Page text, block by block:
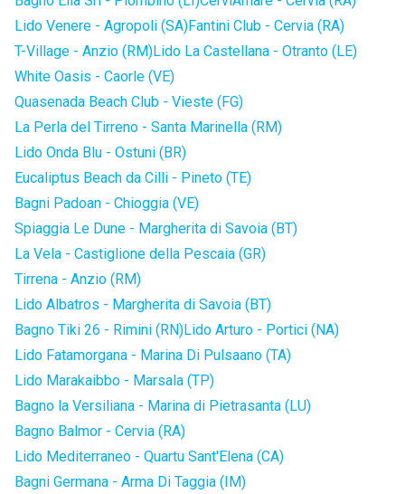
Lido Venere - Agropoli (SA)Fantini Club - Cervia (RA)
T-Village - Anzio (RM)Lido La Castellana - Otranto (LE)
White Oasis - Caorle (VE)
Quasenada Beach Club - Vieste (FG)
La Perla del Tirreno - Santa Marinella (RM)
Lido Onda Blu - Ostuni (BR)
Eucaliptus Beach da Cilli - Pineto (TE)
Bagni Padoan - Chioggia (VE)
Spiaggia Le Dune - Margherita di Savoia (BT)
La Vela - Castiglione della Pescaia (GR)
Tirrena - Anzio (RM)
Lido Albatros - Margherita di Savoia (BT)
Bagno Tiki 26 - Rimini (RN)Lido Arturo - Portici (NA)
Lido Fatamorgana - Marina Di Pulsaano (TA)
Lido Marakaibbo - Marsala (TP)
Bagno la Versiliana - Marina di Pietrasanta (LU)
Bagno Balmor - Cervia (RA)
Lido Mediterraneo - Quartu Sant'Elena (CA)
Bagni Germana - Arma Di Taggia (IM)